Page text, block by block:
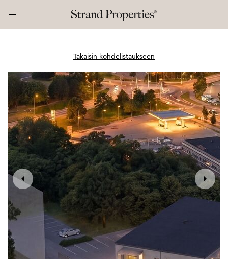
Takaisin kohdelistaukseen